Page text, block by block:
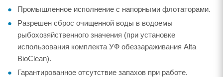
Промышленное исполнение с напорными флотаторами.
Разрешен сброс очищенной воды в водоемы
рыбохозяйственного значения (при установке
использования комплекта УФ обеззараживания Alta
BioClean).
Гарантированное отсутствие запахов при работе.